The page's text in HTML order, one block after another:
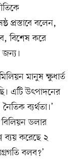
প্রস্তাবে বলেন,
বিশেষ করে
মানুষ ক্ষুধার্ত
এটি উৎপাদনের
ব্যর্থতা।’
ডলার
ব্যয় করেছে ২
বলব?’